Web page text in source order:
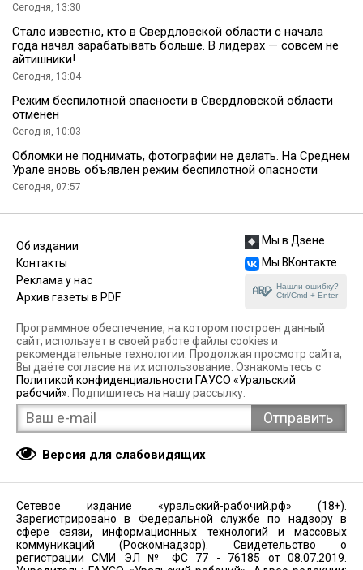
Сегодня, 13:30
Стало известно, кто в Свердловской области с начала
года начал зарабатывать больше. В лидерах — совсем не
айтишники!
Сегодня, 13:04
Режим беспилотной опасности в Свердловской области
отменен
Сегодня, 10:03
Обломки не поднимать, фотографии не делать. На Среднем
Урале вновь объявлен режим беспилотной опасности
Сегодня, 07:57
Об издании
Контакты
Реклама у нас
Архив газеты в PDF
Мы в Дзене
Мы ВКонтакте
Нашли ошибку?
Ctrl/Cmd + Enter
Программное обеспечение, на котором построен данный
сайт, использует в своей работе файлы cookies и
рекомендательные технологии. Продолжая просмотр сайта,
Вы даёте согласие на их использование. Ознакомьтесь с
Политикой конфиденциальности ГАУСО «Уральский
рабочий» . Подпишитесь на нашу рассылку.
Версия для слабовидящих
Сетевое издание «уральский-рабочий.рф» (18+).
Зарегистрировано в Федеральной службе по надзору в
сфере связи, информационных технологий и массовых
коммуникаций (Роскомнадзор). Свидетельство о
регистрации СМИ ЭЛ № ФС 77 - 76185 от 08.07.2019.